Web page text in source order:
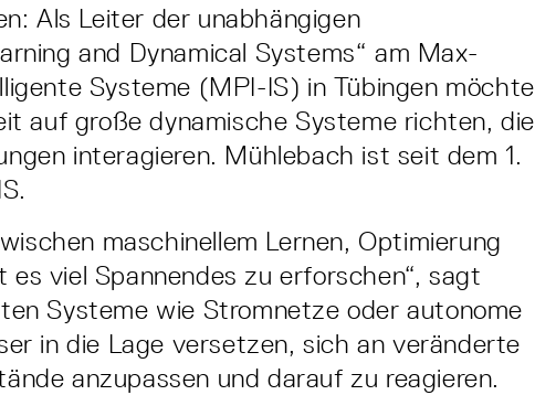
Als Leiter der unabhängigen
and Dynamical Systems“ am Max-
Systeme (MPI-IS) in Tübingen möchte
auf große dynamische Systeme richten, die
interagieren. Mühlebach ist seit dem 1.
maschinellem Lernen, Optimierung
viel Spannendes zu erforschen“, sagt
Systeme wie Stromnetze oder autonome
in die Lage versetzen, sich an veränderte
anzupassen und darauf zu reagieren.